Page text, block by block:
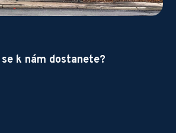
k nám dostanete?